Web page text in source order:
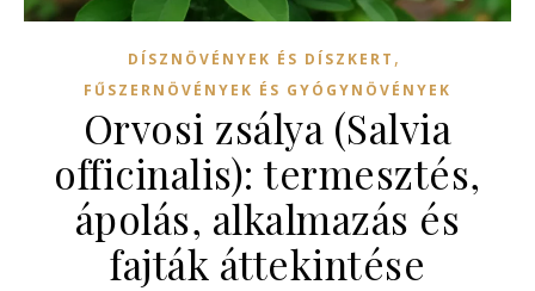
DÍSZNÖVÉNYEK ÉS DÍSZKERT ,
FŰSZERNÖVÉNYEK ÉS GYÓGYNÖVÉNYEK
Orvosi zsálya (Salvia
officinalis): termesztés,
ápolás, alkalmazás és
fajták áttekintése